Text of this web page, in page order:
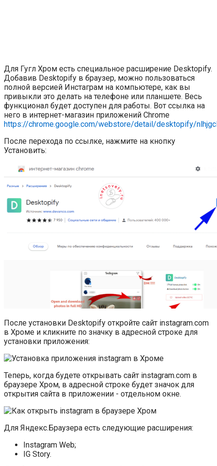
Для Гугл Хром есть специальное расширение Desktopify.
Добавив Desktopify в браузер, можно пользоваться
полной версией Инстаграм на компьютере, как вы
привыкли это делать на телефоне или планшете. Весь
функционал будет доступен для работы. Вот ссылка на
него в интернет-магазин приложений Chrome
https://chrome.google.com/webstore/detail/desktopify/
После перехода по ссылке, нажмите на кнопку
Установить:
После установки Desktopify откройте сайт instagram.com
в Хроме и кликните по значку в адресной строке для
установки приложения:
Теперь, когда будете открывать сайт instagram.com в
браузере Хром, в адресной строке будет значок для
открытия сайта в приложении - отдельном окне.
Для Яндекс.Браузера есть следующие расширения:
Instagram Web;
IG Story.